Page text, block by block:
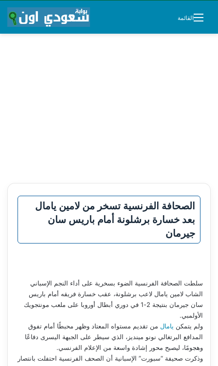
القائمة
الصحافة الفرنسية تسخر من لامين يامال
بعد خسارة برشلونة أمام باريس سان
جيرمان
سلطت الصحافة الفرنسية الضوء بسخرية على أداء النجم الإسباني
الشاب لامين يامال لاعب برشلونة، عقب خسارة فريقه أمام باريس
سان جيرمان بنتيجة 2-1 في دوري أبطال أوروبا على ملعب مونتجويك
الأولمبي.
ولم يتمكن يامال من تقديم مستواه المعتاد وظهر محبطًا أمام تفوق
المدافع البرتغالي نونو مينديز، الذي سيطر على الجبهة اليسرى دفاعًا
وهجومًا، ليصبح محور إشادة واسعة من الإعلام الفرنسي.
وذكرت صحيفة “سبورت” الإسبانية أن الصحف الفرنسية احتفلت بانتصار